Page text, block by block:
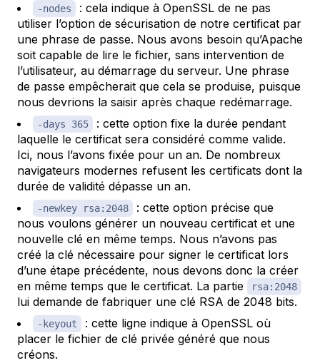
-nodes
: cela indique à OpenSSL de ne pas
utiliser l’option de sécurisation de notre certificat par
une phrase de passe. Nous avons besoin qu’Apache
soit capable de lire le fichier, sans intervention de
l’utilisateur, au démarrage du serveur. Une phrase
de passe empêcherait que cela se produise, puisque
nous devrions la saisir après chaque redémarrage.
-days 365
: cette option fixe la durée pendant
laquelle le certificat sera considéré comme valide.
Ici, nous l’avons fixée pour un an. De nombreux
navigateurs modernes refusent les certificats dont la
durée de validité dépasse un an.
-newkey rsa:2048
: cette option précise que
nous voulons générer un nouveau certificat et une
nouvelle clé en même temps. Nous n’avons pas
créé la clé nécessaire pour signer le certificat lors
d’une étape précédente, nous devons donc la créer
en même temps que le certificat. La partie
rsa:2048
lui demande de fabriquer une clé RSA de 2048 bits.
-keyout
: cette ligne indique à OpenSSL où
placer le fichier de clé privée généré que nous
créons.